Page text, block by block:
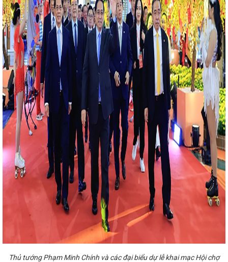
uỷ Khối CCQ&DN tỉnh tổ chức Hội thi Dân vận
thành quốc gia thứ 73 công nhận Việt Nam là quốc
Thông tin và Truyền thông Hà Tĩnh - 20 năm một
ưu đãi cho nhà đầu tư trạm sạc điện
Nâng
phục vụ của văn phòng cấp ủy trong kỷ nguyên
hút đầu tư, thương mại cho Doanh nghiệp Hà Tĩnh
Expo 2023
Bộ Công Thương họp chuẩn bị
hệ thống điện và thị trường điện Quốc gia
là nhiệm vụ chính trị trọng tâm, xuyên suốt
QUÝ I NĂM 2023
Tổ chức các hoạt động
tiêu dùng Việt Nam năm 2025
Chủ tịch UBND
động triển khai các biện pháp ứng phó với bão số
Nam đồng hành cùng Hà Tĩnh trong giai đoạn
Hà Tĩnh tăng hiệu suất kinh doanh nhờ ứng dụng
đạt hơn 100.000 lượt cài đặt
Hà Tĩnh phấn
trong năm 2024
‘Cú hích’ lớn cho thương
Bộ Công Thương chốt lộ trình cung ứng
VinFast và chương trình “Tự hào quê hương
hội Chi đoàn Sở Công Thương nhiệm kỳ 2024-
hàng công nghiệp nông thôn tiêu biểu khu vực
Phiên đàm phán lần thứ 8 nâng cấp Hiệp định
(ACFTA)
Lễ chuyển giao Trung tâm Điều độ
CĐN Công Thương Hà Tĩnh: Chương
năm 2024 mang đến nhiều niềm vui, tình cảm ấm áp
Công bố thành lập Đảng bộ Ban Tuyên giáo và Dân
phẩm đặc trưng của Hà Tĩnh tham gia Hội chợ
PHÁP THÚC ĐẨY PHÁT TRIỂN SẢN XUẤT KINH
Thủ tướng Phạm Minh Chính và các đại biểu dự lễ khai mạc Hội chợ